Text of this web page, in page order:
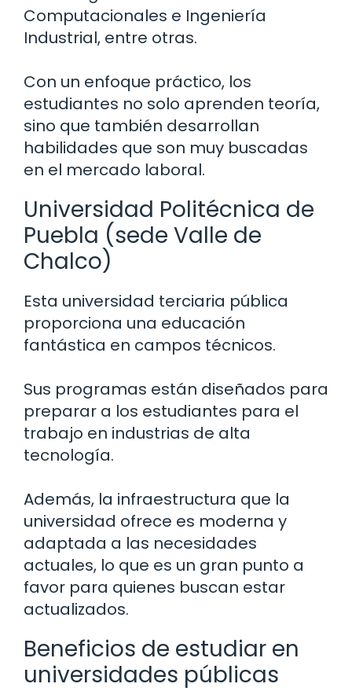
Computacionales e Ingeniería
Industrial, entre otras.
Con un enfoque práctico, los
estudiantes no solo aprenden teoría,
sino que también desarrollan
habilidades que son muy buscadas
en el mercado laboral.
Universidad Politécnica de
Puebla (sede Valle de
Chalco)
Esta universidad terciaria pública
proporciona una educación
fantástica en campos técnicos.
Sus programas están diseñados para
preparar a los estudiantes para el
trabajo en industrias de alta
tecnología.
Además, la infraestructura que la
universidad ofrece es moderna y
adaptada a las necesidades
actuales, lo que es un gran punto a
favor para quienes buscan estar
actualizados.
Beneficios de estudiar en
universidades públicas